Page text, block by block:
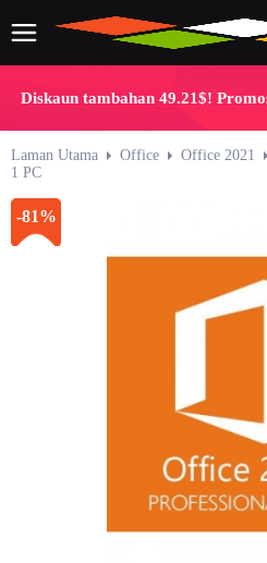
Diskaun tambahan 49.21$!
Laman Utama Office Office 2021
1 PC
-81%